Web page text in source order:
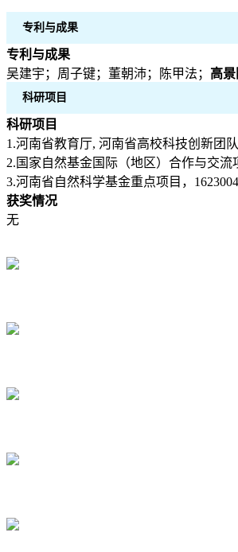
专利与成果
专利与成果
吴建宇；周子键；董朝沛；陈甲法； 高景
科研项目
科研项目
1.河南省教育厅, 河南省高校科技创新团
2.国家自然基金国际（地区）合作与交流
3.河南省自然科学基金重点项目，
获奖情况
无